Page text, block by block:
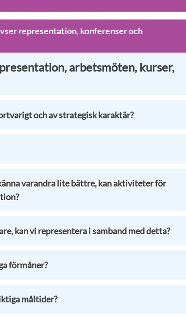
representation, konferenser och
arbetsmöten, kurser,
och av strategisk karaktär?
varandra lite bättre, kan aktiviteter för
kan vi representera i samband med detta?
förmåner?
måltider?